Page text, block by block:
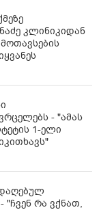
კლინიკიდან
- "ამას
1-ელი
"ჩვენ რა ვქნათ,